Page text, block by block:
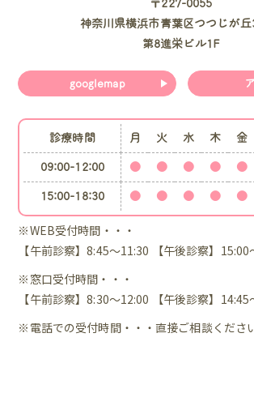
〒227-0055
神奈川県横浜市青葉区つつじが
第8進栄ビル1F
googlemap
診療時間 月 火 水 木 金
09:00-12:00 ● ● ● ● ●
15:00-18:30 ● ● ● ● ●
※WEB受付時間・・・
【午前診察】8:45～11:30 【午後診察】15:00
※窓口受付時間・・・
【午前診察】8:30～12:00 【午後診察】14:45
※電話での受付時間・・・直接ご相談ください